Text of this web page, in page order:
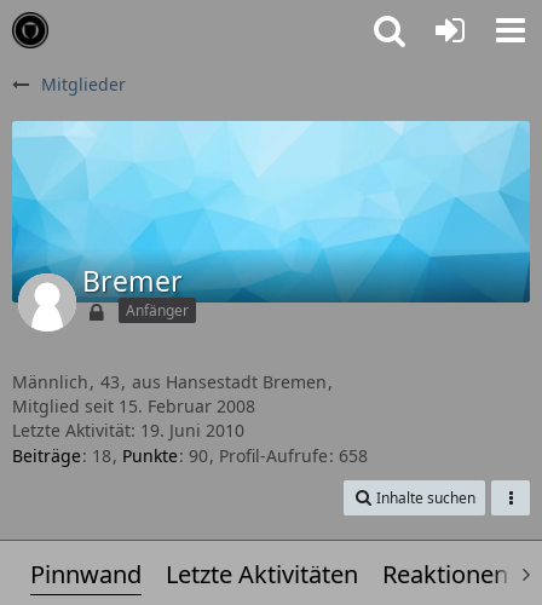
Mitglieder
Bremer
Anfänger
Männlich 43 aus Hansestadt Bremen
Mitglied seit 15. Februar 2008
Letzte Aktivität: 19. Juni 2010
Beiträge 18 Punkte 90 Profil-Aufrufe 658
Inhalte suchen
Pinnwand Letzte Aktivitäten Reaktionen